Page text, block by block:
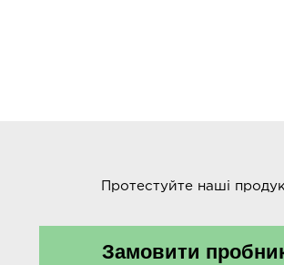
Протестуйте наші
Замовити